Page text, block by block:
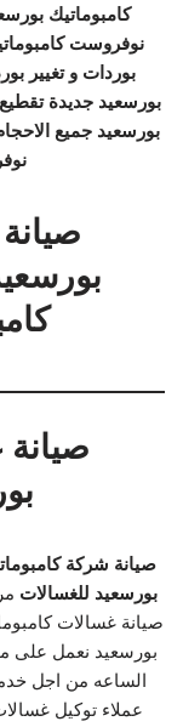
كامبوماتيك
نوفروست
بوردات و تغيير
بورسعيد جديدة
بورسعيد جميع
صيانة
صيانة شركة
بورسعيد للغسالات
صيانة غسالات
بورسعيد نعمل على
الساعه من اجل
عملاء توكيل